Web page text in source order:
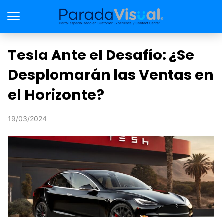
Tesla Ante el Desafío: ¿Se
Desplomarán las Ventas en
el Horizonte?
19/03/2024